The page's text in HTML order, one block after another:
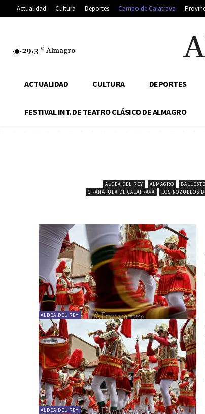
Actualidad Cultura Deportes Campo de Calatrava
29.3 C Almagro
ACTUALIDAD CULTURA DEPORTES
FESTIVAL INT. DE TEATRO CLÁSICO DE ALMAGRO
ALDEA DEL REY ALMAGRO
GRANÁTULA DE CALATRAVA
LOS POZUELOS
ALDEA DEL REY
ALDEA DEL REY